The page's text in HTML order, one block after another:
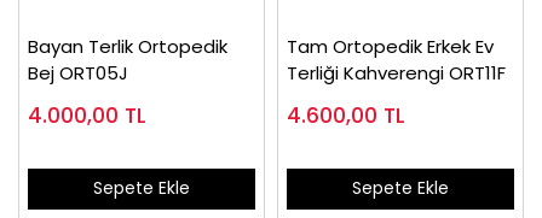
Bayan Terlik Ortopedik
Bej ORT05J
4.000,00 TL
Sepete Ekle
Tam Ortopedik Erkek Ev
Terliği Kahverengi ORT11F
4.600,00 TL
Sepete Ekle